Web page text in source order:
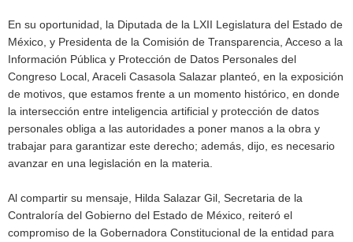
En su oportunidad, la Diputada de la LXII Legislatura del Estado de
México, y Presidenta de la Comisión de Transparencia, Acceso a la
Información Pública y Protección de Datos Personales del
Congreso Local, Araceli Casasola Salazar planteó, en la exposición
de motivos, que estamos frente a un momento histórico, en donde
la intersección entre inteligencia artificial y protección de datos
personales obliga a las autoridades a poner manos a la obra y
trabajar para garantizar este derecho; además, dijo, es necesario
avanzar en una legislación en la materia.
Al compartir su mensaje, Hilda Salazar Gil, Secretaria de la
Contraloría del Gobierno del Estado de México, reiteró el
compromiso de la Gobernadora Constitucional de la entidad para